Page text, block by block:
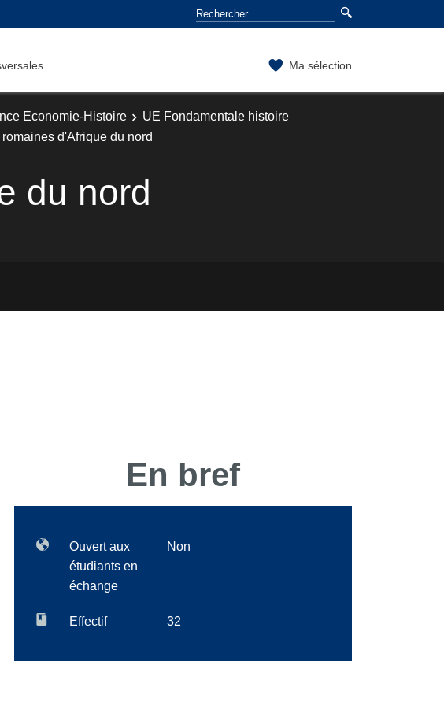
Ma sélection
Economie-Histoire
UE Fondamentale histoire
d'Afrique du nord
du nord
En bref
Ouvert aux
étudiants en
échange
Non
Effectif 32